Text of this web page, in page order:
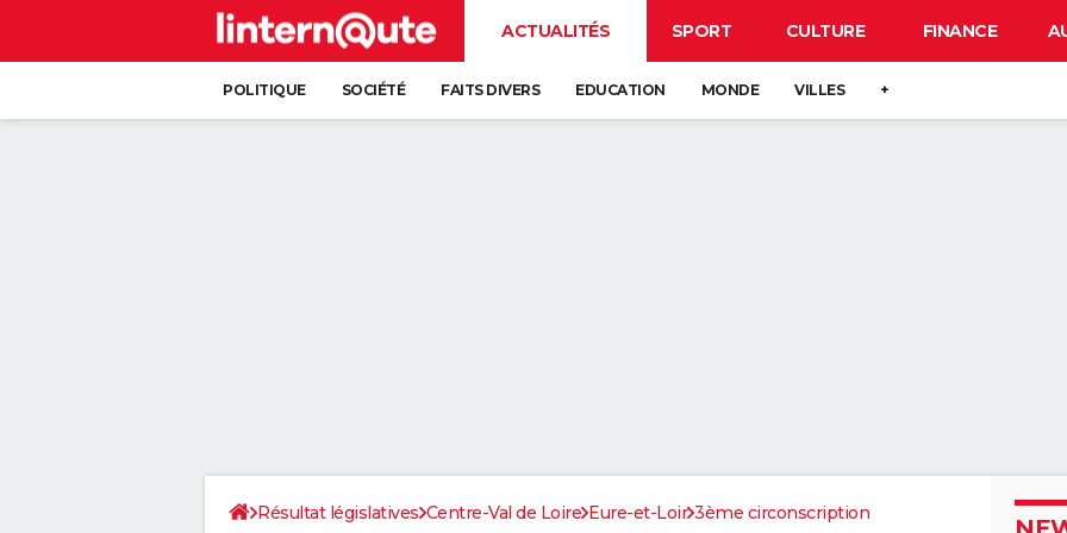
ACTUALITÉS SPORT CULTURE FINANCE
POLITIQUE SOCIÉTÉ FAITS DIVERS EDUCATION MONDE VILLES +
Résultat législatives Centre-Val de Loire Eure-et-Loir 3ème circonscription